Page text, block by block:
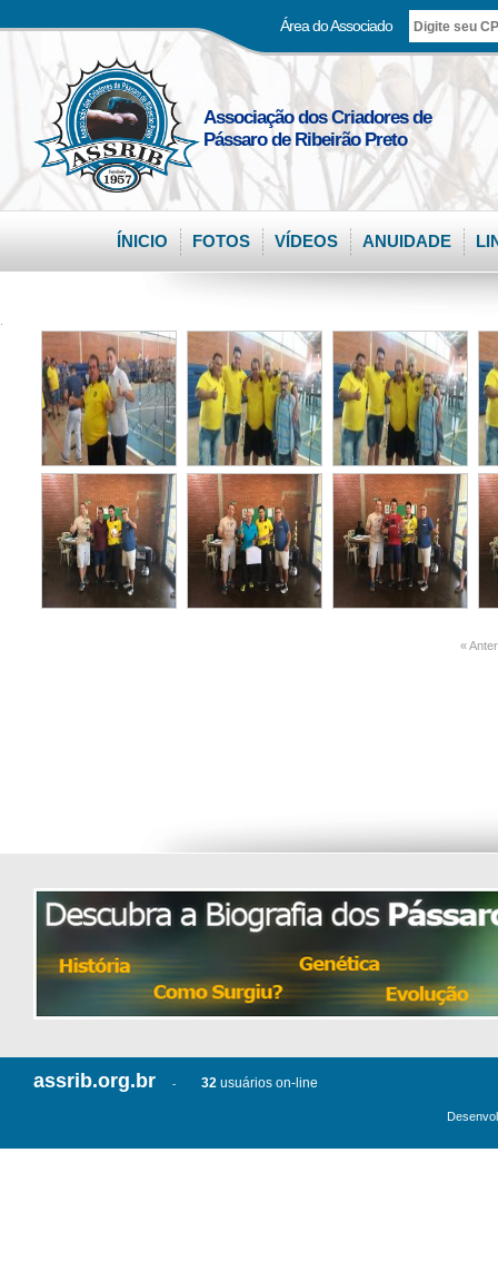
Área do Associado
Associação dos Criadores de
Pássaro de Ribeirão Preto
ÍNICIO FOTOS VÍDEOS ANUIDADE
«
assrib.org.br - 32 usuários on-line